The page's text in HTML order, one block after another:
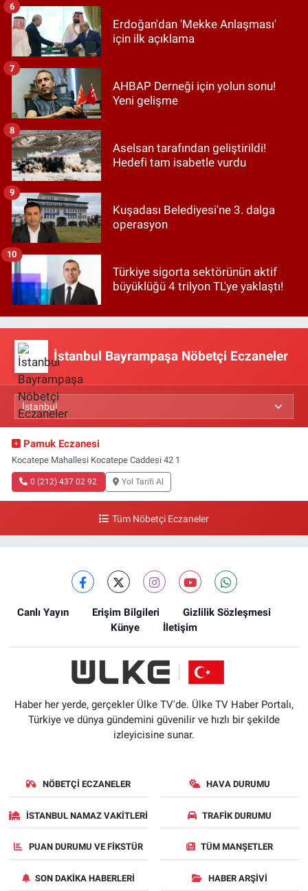
Erdoğan'dan 'Mekke Anlaşması'
için ilk açıklama
6
AHBAP Derneği için yolun sonu!
Yeni gelişme
7
Aselsan tarafından geliştirildi!
Hedefi tam isabetle vurdu
8
Kuşadası Belediyesi'ne 3. dalga
operasyon
9
Türkiye sigorta sektörünün aktif
büyüklüğü 4 trilyon TL'ye yaklaştı!
10
İstanbul Bayrampaşa Nöbetçi Eczaneler
Pamuk Eczanesi
Kocatepe Mahallesi Kocatepe Caddesi 42 1
0 (212) 437 02 92 Yol Tarifi Al
Tüm Nöbetçi Eczaneler
Canlı Yayın Erişim Bilgileri
Gizlilik Sözleşmesi
Künye
İletişim
Haber her yerde, gerçekler Ülke TV'de. Ülke TV Haber Portalı,
Türkiye ve dünya gündemini güvenilir ve hızlı bir şekilde
izleyicisine sunar.
NÖBETÇI ECZANELER HAVA DURUMU
İSTANBUL NAMAZ VAKITLERI TRAFIK DURUMU
PUAN DURUMU VE FIKSTÜR TÜM MANŞETLER
SON DAKIKA HABERLERI HABER ARŞIVI